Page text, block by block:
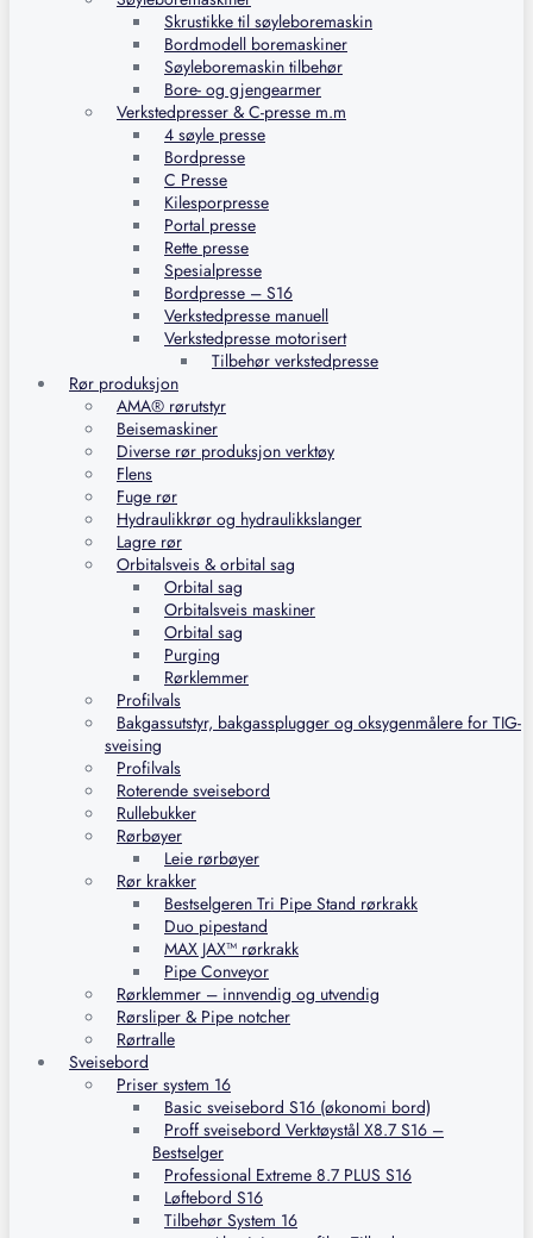
Skrustikke til søyleboremaskin
Bordmodell boremaskiner
Søyleboremaskin tilbehør
Bore- og gjengearmer
Verkstedpresser & C-presse m.m
4 søyle presse
Bordpresse
C Presse
Kilesporpresse
Portal presse
Rette presse
Spesialpresse
Bordpresse – S16
Verkstedpresse manuell
Verkstedpresse motorisert
Tilbehør verkstedpresse
Rør produksjon
AMA® rørutstyr
Beisemaskiner
Diverse rør produksjon verktøy
Flens
Fuge rør
Hydraulikkrør og hydraulikkslanger
Lagre rør
Orbitalsveis & orbital sag
Orbital sag
Orbitalsveis maskiner
Orbital sag
Purging
Rørklemmer
Profilvals
Bakgassutstyr, bakgassplugger og oksygenmålere for TIG-
sveising
Profilvals
Roterende sveisebord
Rullebukker
Rørbøyer
Leie rørbøyer
Rør krakker
Bestselgeren Tri Pipe Stand rørkrakk
Duo pipestand
MAX JAX™ rørkrakk
Pipe Conveyor
Rørklemmer – innvendig og utvendig
Rørsliper & Pipe notcher
Rørtralle
Sveisebord
Priser system 16
Basic sveisebord S16 (økonomi bord)
Proff sveisebord Verktøystål X8.7 S16 –
Bestselger
Professional Extreme 8.7 PLUS S16
Løftebord S16
Tilbehør System 16